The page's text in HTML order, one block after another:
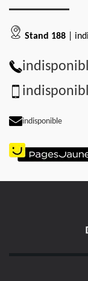
Stand 188 |
indisponible